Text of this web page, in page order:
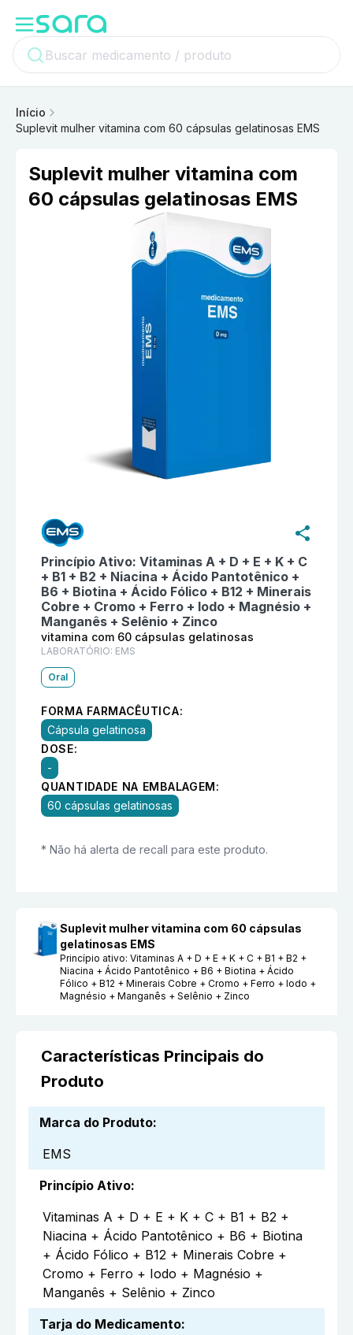
Início
Suplevit mulher vitamina com 60 cápsulas gelatinosas EMS
Suplevit mulher vitamina com
60 cápsulas gelatinosas EMS
Princípio Ativo: Vitaminas A + D + E + K + C
+ B1 + B2 + Niacina + Ácido Pantotênico +
B6 + Biotina + Ácido Fólico + B12 + Minerais
Cobre + Cromo + Ferro + Iodo + Magnésio +
Manganês + Selênio + Zinco
vitamina com 60 cápsulas gelatinosas
LABORATÓRIO: EMS
Oral
FORMA FARMACÊUTICA:
Cápsula gelatinosa
DOSE:
-
QUANTIDADE NA EMBALAGEM:
60 cápsulas gelatinosas
* Não há alerta de recall para este produto.
Suplevit mulher vitamina com 60 cápsulas
gelatinosas EMS
Princípio ativo:Vitaminas A + D + E + K + C + B1 + B2 +
Niacina + Ácido Pantotênico + B6 + Biotina + Ácido
Fólico + B12 + Minerais Cobre + Cromo + Ferro + Iodo +
Magnésio + Manganês + Selênio + Zinco
Características Principais do
Produto
Marca do Produto:
EMS
Princípio Ativo:
Vitaminas A + D + E + K + C + B1 + B2 +
Niacina + Ácido Pantotênico + B6 + Biotina
+ Ácido Fólico + B12 + Minerais Cobre +
Cromo + Ferro + Iodo + Magnésio +
Manganês + Selênio + Zinco
Tarja do Medicamento: